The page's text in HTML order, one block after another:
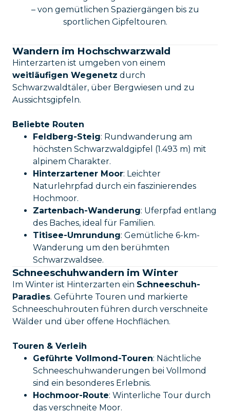
– von gemütlichen Spaziergängen bis zu
sportlichen Gipfeltouren.
Wandern im Hochschwarzwald
Hinterzarten ist umgeben von einem
weitläufigen Wegenetz durch
Schwarzwaldtäler, über Bergwiesen und zu
Aussichtsgipfeln.
Beliebte Routen
Feldberg-Steig: Rundwanderung am
höchsten Schwarzwaldgipfel (1.493 m) mit
alpinem Charakter.
Hinterzartener Moor: Leichter
Naturlehrpfad durch ein faszinierendes
Hochmoor.
Zartenbach-Wanderung: Uferpfad entlang
des Baches, ideal für Familien.
Titisee-Umrundung: Gemütliche 6-km-
Wanderung um den berühmten
Schwarzwaldsee.
Schneeschuhwandern im Winter
Im Winter ist Hinterzarten ein Schneeschuh-
Paradies. Geführte Touren und markierte
Schneeschuhrouten führen durch verschneite
Wälder und über offene Hochflächen.
Touren & Verleih
Geführte Vollmond-Touren: Nächtliche
Schneeschuhwanderungen bei Vollmond
sind ein besonderes Erlebnis.
Hochmoor-Route: Winterliche Tour durch
das verschneite Moor.